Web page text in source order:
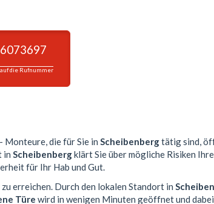
die Rufnummer
- Monteure, die für Sie in Scheibenbergtätig sind,
in Scheibenbergklärt Sie über mögliche Risiken
für Ihr Hab und Gut.
erreichen. Durch den lokalen Standort in
Türe wird in wenigen Minuten geöffnet und dabei